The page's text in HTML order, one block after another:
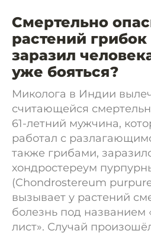
Смертельно
растений
заразил
уже бояться?
Миколога в Индии
считающейся
61-летний мужчина,
работал с
также грибами,
хондростереум
(Chondrostereum
вызывает у растений
болезнь под названием
лист». Случай